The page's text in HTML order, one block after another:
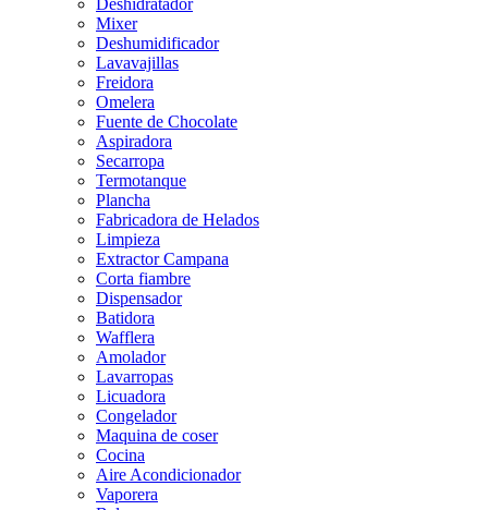
Deshidratador
Mixer
Deshumidificador
Lavavajillas
Freidora
Omelera
Fuente de Chocolate
Aspiradora
Secarropa
Termotanque
Plancha
Fabricadora de Helados
Limpieza
Extractor Campana
Corta fiambre
Dispensador
Batidora
Wafflera
Amolador
Lavarropas
Licuadora
Congelador
Maquina de coser
Cocina
Aire Acondicionador
Vaporera